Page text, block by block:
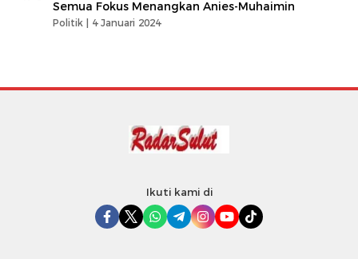
Semua Fokus Menangkan Anies-Muhaimin
Politik | 4 Januari 2024
Ikuti kami di